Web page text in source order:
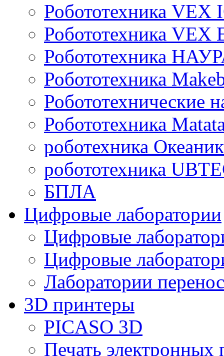
Робототехника VEX
Робототехника VEX
Робототехника
Робототехника
Робототехнические
Робототехника
роботехника
робототехника
БПЛА
Цифровые лаборатории
Цифровые
Цифровые
Лаборатории
3D принтеры
PICASO 3D
Печать электронных